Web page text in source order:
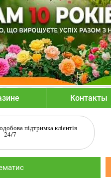
Контакты
підтримка клієнтів
7